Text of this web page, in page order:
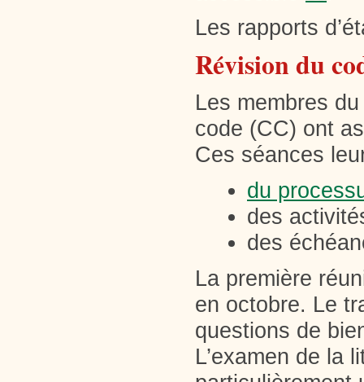
Les rapports
Révision du
Les membres
code (CC) ont
Ces séances
du
des
des
La première
en octobre. Le
questions de
L’examen de la